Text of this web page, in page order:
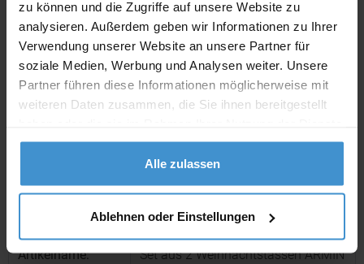
zu können und die Zugriffe auf unsere Website zu
analysieren. Außerdem geben wir Informationen zu Ihrer
Verwendung unserer Website an unsere Partner für
soziale Medien, Werbung und Analysen weiter. Unsere
Partner führen diese Informationen möglicherweise mit
weiteren Daten zusammen, die Sie ihnen bereitgestellt
gesammelt haben.
Alle zulassen
Ablehnen oder Einstellungen
Werbeanbringung zur Freigabe
der Produktion:
ca. 10 Werktage
Artikel ohne Werbeanbringung: ca. 3 - 5 Werktage
Muster: ca. 3 - 5 Werktage
Artikelname:
Set aus 2 Weihnachtstassen ARMIN